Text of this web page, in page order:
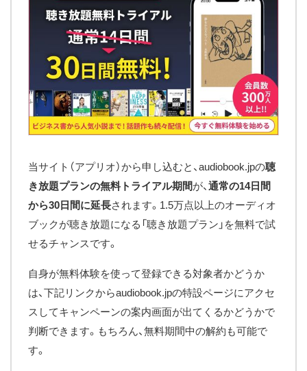
当サイト（アプリオ）から申し込むと、audiobook.jpの聴
き放題プランの無料トライアル期間が、 通常の14日間
から30日間に延長されます。1.5万点以上のオーディオ
ブックが聴き放題になる「聴き放題プラン」を無料で試
せるチャンスです。
自身が無料体験を使って登録できる対象者かどうか
は、下記リンクからaudiobook.jpの特設ページにアクセ
スしてキャンペーンの案内画面が出てくるかどうかで
判断できます。もちろん、無料期間中の解約も可能で
す。